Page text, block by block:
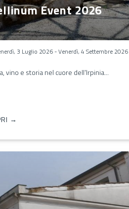
Event 2026
3 Luglio 2026 -Venerdì, 4 Settembre 2026
vino e storia nel cuore dell'Irpinia...
→